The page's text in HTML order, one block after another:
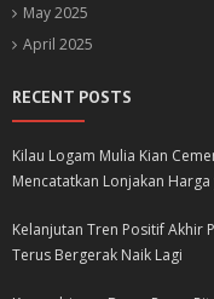
May 2025
April 2025
RECENT POSTS
Kilau Logam Mulia Kian
Mencatatkan Lonjakan Harga
Kelanjutan Tren Positif Akhir
Terus Bergerak Naik Lagi